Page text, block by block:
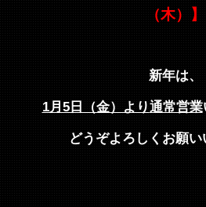
（木）】
新年は、
1月5日（金）より通常営業
どうぞよろしくお願い